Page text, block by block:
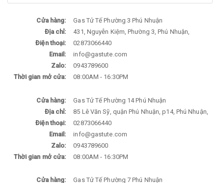
Cửa hàng:
Gas Tử Tế Phường 3 Phú Nhuận
Địa chỉ:
431, Nguyễn Kiệm, Phường 3, Phú Nhuận,
Điện thoại:
02873066440
Email:
info@gastute.com
Zalo:
0943789600
Thời gian mở cửa:
08:00AM - 16:30PM
Cửa hàng:
Gas Tử Tế Phường 14 Phú Nhuận
Địa chỉ:
85 Lê Văn Sỹ, quận Phú Nhuận, p14, Phú Nhuận,
Điện thoại:
02873066440
Email:
info@gastute.com
Zalo:
0943789600
Thời gian mở cửa:
08:00AM - 16:30PM
Cửa hàng:
Gas Tử Tế Phường 7 Phú Nhuận